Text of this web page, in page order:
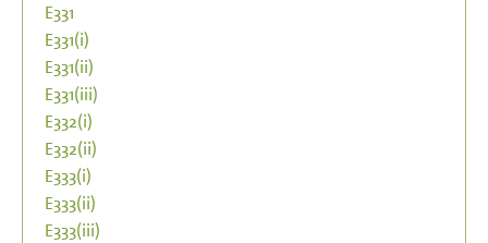
E331
E331(i)
E331(ii)
E331(iii)
E332(i)
E332(ii)
E333(i)
E333(ii)
E333(iii)